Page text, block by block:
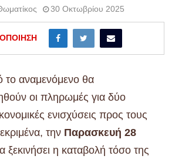
30 Οκτωβρίου 2025
το αναμενόμενο θα
οι πληρωμές για δύο
ενισχύσεις προς τους
την Παρασκευή 28
ξεκινήσει η καταβολή τόσο της